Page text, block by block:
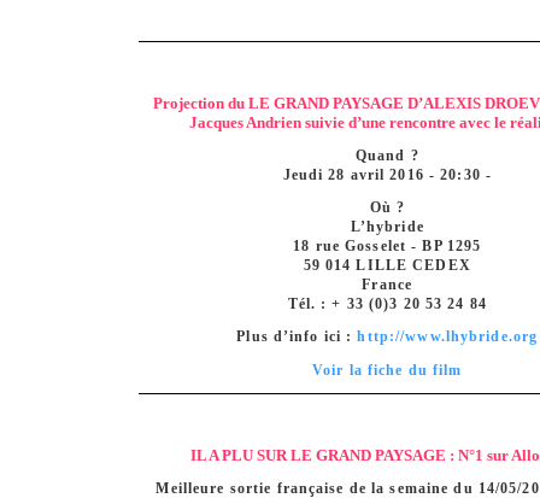
Projection du LE GRAND PAYSAGE D’ALEXIS
Jacques Andrien suivie d’une rencontre avec le
Quand ?
Jeudi 28 avril 2016 - 20:30 -
Où ?
L’hybride
18 rue Gosselet - BP 1295
59 014 LILLE CEDEX
France
Tél. : + 33 (0)3 20 53 24 84
Plus d’info ici : http://www.lhybride.org
Voir la fiche du film
IL A PLU SUR LE GRAND PAYSAGE : N°1 sur
Meilleure sortie française de la semaine du 14/05/